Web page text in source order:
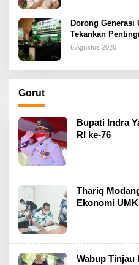
Dorong
Tekankan
sejak Dini
6 Agustus 2026
Gorut
Bupati Indra
RI ke-76
Thariq
Ekonomi
Wabup Tinjau